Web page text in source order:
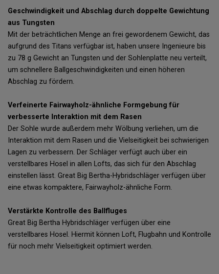
Geschwindigkeit und Abschlag durch doppelte Gewichtung
aus Tungsten
Mit der beträchtlichen Menge an frei gewordenem Gewicht, das
aufgrund des Titans verfügbar ist, haben unsere Ingenieure bis
zu 78 g Gewicht an Tungsten und der Sohlenplatte neu verteilt,
um schnellere Ballgeschwindigkeiten und einen höheren
Abschlag zu fördern.
Verfeinerte Fairwayholz-ähnliche Formgebung für
verbesserte Interaktion mit dem Rasen
Der Sohle wurde außerdem mehr Wölbung verliehen, um die
Interaktion mit dem Rasen und die Vielseitigkeit bei schwierigen
Lagen zu verbessern. Der Schläger verfügt auch über ein
verstellbares Hosel in allen Lofts, das sich für den Abschlag
einstellen lässt. Great Big Bertha-Hybridschläger verfügen über
eine etwas kompaktere, Fairwayholz-ähnliche Form.
Verstärkte Kontrolle des Ballfluges
Great Big Bertha Hybridschläger verfügen über eine
verstellbares Hosel. Hiermit können Loft, Flugbahn und Kontrolle
für noch mehr Vielseitigkeit optimiert werden.